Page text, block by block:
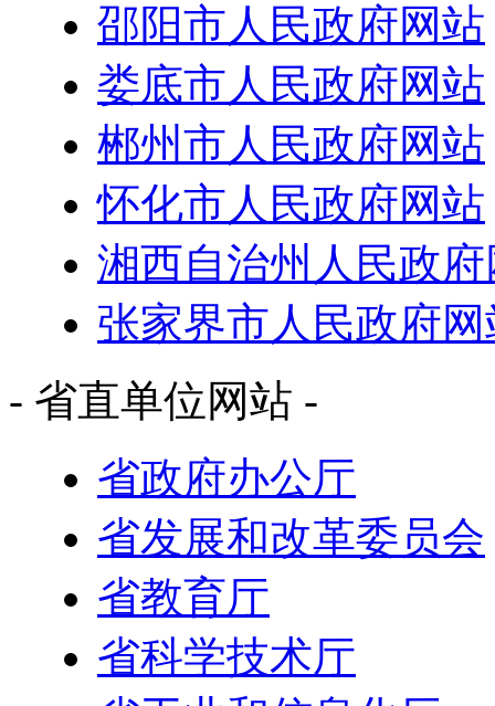
邵阳市人民政府网站
娄底市人民政府网站
郴州市人民政府网站
怀化市人民政府网站
湘西自治州人民政
张家界市人民政府网
- 省直单位网站 -
省政府办公厅
省发展和改革委员会
省教育厅
省科学技术厅